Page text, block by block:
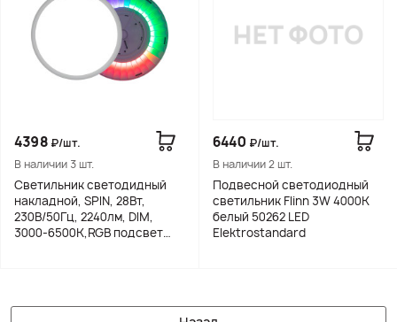
4398 ₽/шт.
В наличии 3 шт.
Светильник светодидный
накладной, SPIN, 28Вт,
230В/50Гц, 2240лм, DIM,
3000-6500К,RGB подсвет
6440 ₽/шт.
В наличии 2 шт.
Подвесной светодиодный
светильник Flinn 3W 4000К
белый 50262 LED
Elektrostandard